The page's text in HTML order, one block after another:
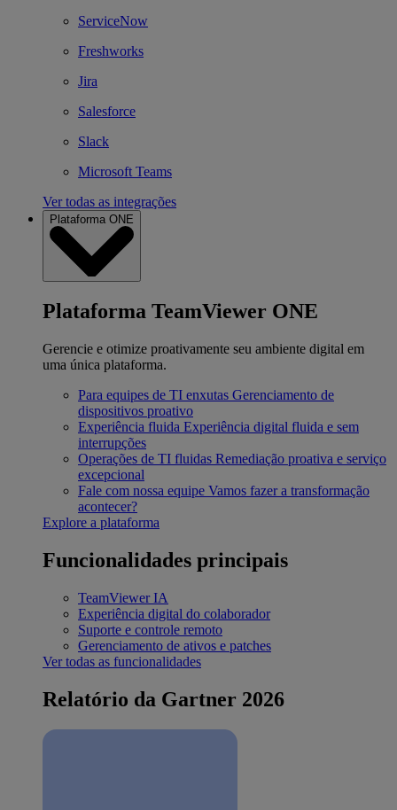
ServiceNow
Freshworks
Jira
Salesforce
Slack
Microsoft Teams
Ver todas as integrações
Plataforma ONE
Plataforma TeamViewer ONE
Gerencie e otimize proativamente seu ambiente digital em
uma única plataforma.
Para equipes de TI enxutas Gerenciamento de
dispositivos proativo
Experiência fluida Experiência digital fluida e sem
interrupções
Operações de TI fluidas Remediação proativa e serviço
excepcional
Fale com nossa equipe Vamos fazer a transformação
acontecer?
Explore a plataforma
Funcionalidades principais
TeamViewer IA
Experiência digital do colaborador
Suporte e controle remoto
Gerenciamento de ativos e patches
Ver todas as funcionalidades
Relatório da Gartner 2026